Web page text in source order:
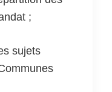
;
sujets